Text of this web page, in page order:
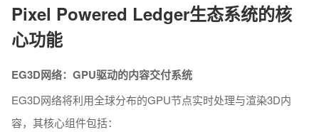
Pixel Powered Ledger生态系统的核
心功能
EG3D网络：GPU驱动的内容交付系统
EG3D网络将利用全球分布的GPU节点实时处理与渲染3D内
容，其核心组件包括：